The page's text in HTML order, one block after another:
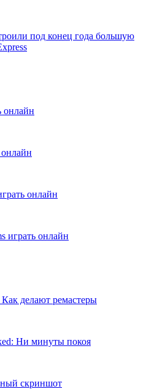
под конец года большую
онлайн
онлайн
играть онлайн
Как делают ремастеры
Ни минуты покоя
скриншот